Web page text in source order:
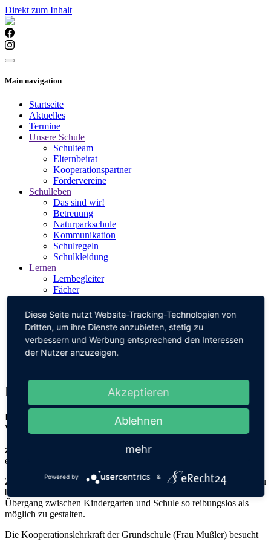
Direkt zum Inhalt
Main navigation
Startseite
Aktuelles
Termine
Unsere Schule
Schulteam
Elternbeirat
Kooperationspartner
Fördervereine
Schulleben
Das sind wir!
Betreuung
Naturparkschule
Kommunikation
Schulregeln
Schulkleidung
Lernen
Lernbegleiter
Fächer
Pausen
Unterrichtszeiten
Infocenter
Ferienkalender
Formulare
Kindergärten
Die Kindergärten Präg, Todtnauberg, Schlechtnau, der
Waldkindergarten Todtnau sowie der katholische Kindergarten
Todtnau arbeiten eng mit der Grundschule Oberes Wiesental
zusammen um Entwicklungs- und Lernprozesse bei den Kindern zu
erkennen und zu fördern.
Ziele dabei sind, den individuellen Entwicklungsstand der Kinder zu
bestimmen und die Kinder auf die Schule vorzubereiten um den
Übergang zwischen Kindergarten und Schule so reibungslos als
möglich zu gestalten.
Die Kooperationslehrkraft der Grundschule (Frau Mußler) besucht
Diese Seite nutzt Website-Tracking-Technologien von
Dritten, um ihre Dienste anzubieten, stetig zu
verbessern und Werbung entsprechend den Interessen
der Nutzer anzuzeigen.
Akzeptieren
Ablehnen
mehr
Powered by &